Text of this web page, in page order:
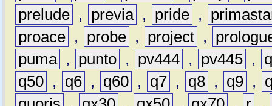
prelude , previa , pride ,
proace , probe , project ,
puma , punto , pv444 , pv445 ,
q50 , q6 , q60 , q7 , q8 , q9 ,